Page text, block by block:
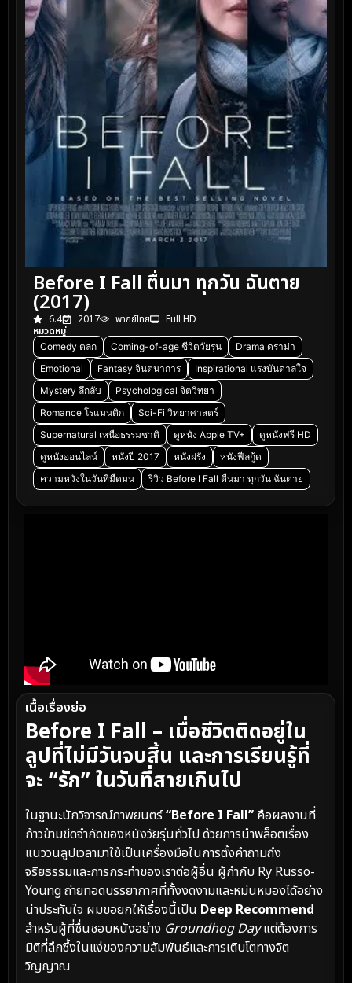
Before I Fall ตื่นมา ทุกวัน ฉันตาย
(2017)
6.4 2017 พากย์ไทย
Full HD
หมวดหมู่
Comedy ตลก Coming-of-age ชีวิตวัยรุ่น
Drama ดราม่า
Emotional
Fantasy จินตนาการ
Inspirational แรงบันดาลใจ
Mystery ลึกลับ
Psychological จิตวิทยา
Romance โรแมนติก
Sci-Fi วิทยาศาสตร์
Supernatural เหนือธรรมชาติ
ดูหนัง Apple TV+
ดูหนังฟรี HD
ดูหนังออนไลน์
หนังปี 2017 หนังฝรั่ง
หนังฟีลกู้ด
ความหวังในวันที่มืดมน
รีวิว Before I Fall ตื่นมา ทุกวัน ฉันตาย
เนื้อเรื่องย่อ
Before I Fall – เมื่อชีวิตติดอยู่ใน
ลูปที่ไม่มีวันจบสิ้น และการเรียนรู้ที่
จะ “รัก” ในวันที่สายเกินไป
ในฐานะนักวิจารณ์ภาพยนตร์“Before I Fall” คือผลงานที่
ก้าวข้ามขีดจำกัดของหนังวัยรุ่นทั่วไป ด้วยการนำพล็อตเรื่อง
แนววนลูปเวลามาใช้เป็นเครื่องมือในการตั้งคำถามถึง
จริยธรรมและการกระทำของเราต่อผู้อื่น ผู้กำกับ Ry Russo-
Young ถ่ายทอดบรรยากาศที่ทั้งงดงามและหม่นหมองได้อย่าง
น่าประทับใจ ผมขอยกให้เรื่องนี้เป็น Deep Recommend
สำหรับผู้ที่ชื่นชอบหนังอย่าง Groundhog Dayแต่ต้องการ
มิติที่ลึกซึ้งในแง่ของความสัมพันธ์และการเติบโตทางจิต
วิญญาณ